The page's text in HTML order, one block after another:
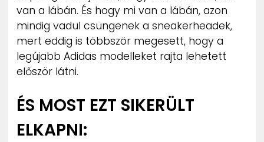
van a lábán. És hogy mi van a lábán, azon
mindig vadul csüngenek a sneakerheadek,
mert eddig is többször megesett, hogy a
legújabb Adidas modelleket rajta lehetett
először látni.
ÉS MOST EZT SIKERÜLT
ELKAPNI: